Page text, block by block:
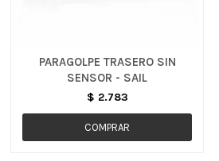
PARAGOLPE TRASERO SIN
SENSOR - SAIL
$ 2.783